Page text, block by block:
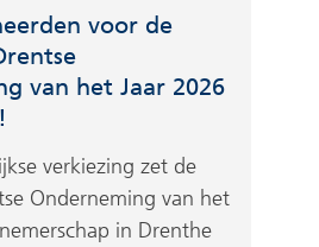
voor de
van het Jaar 2026
verkiezing zet de
Onderneming van het
in Drenthe